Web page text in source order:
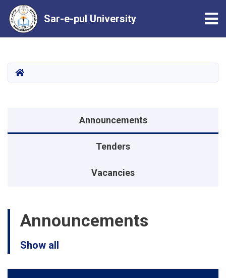
content
Sar-e-pul University
HOME
Announcements
Tenders
Vacancies
Announcements
Show all